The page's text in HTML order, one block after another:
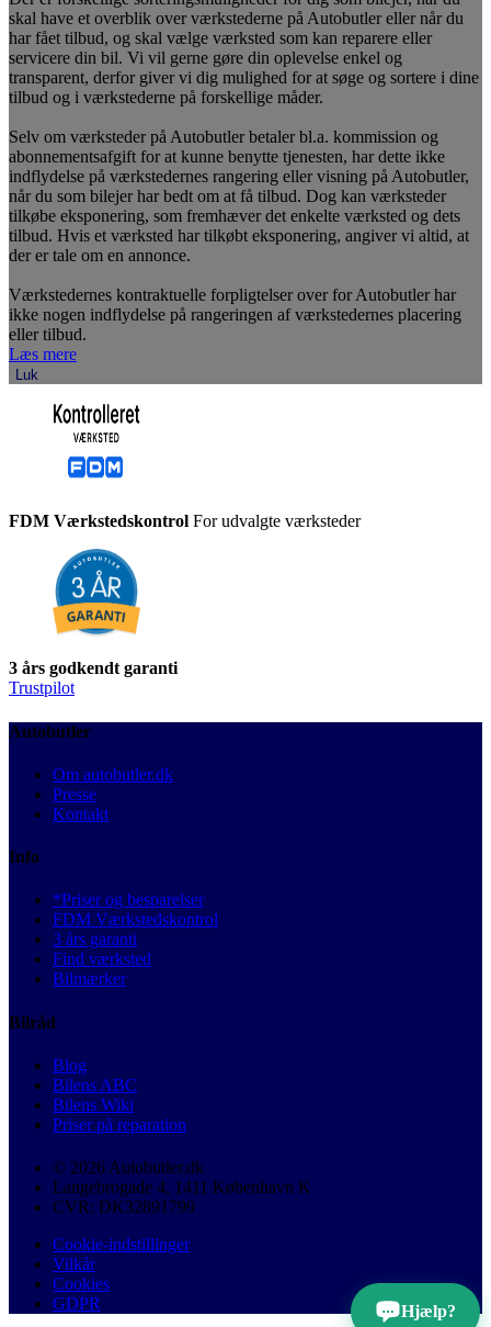
skal have et overblik over værkstederne på Autobutler eller når du
har fået tilbud, og skal vælge værksted som kan reparere eller
servicere din bil. Vi vil gerne gøre din oplevelse enkel og
transparent, derfor giver vi dig mulighed for at søge og sortere i dine
tilbud og i værkstederne på forskellige måder.
Selv om værksteder på Autobutler betaler bl.a. kommission og
abonnementsafgift for at kunne benytte tjenesten, har dette ikke
indflydelse på værkstedernes rangering eller visning på Autobutler,
når du som bilejer har bedt om at få tilbud. Dog kan værksteder
tilkøbe eksponering, som fremhæver det enkelte værksted og dets
tilbud. Hvis et værksted har tilkøbt eksponering, angiver vi altid, at
der er tale om en annonce.
Værkstedernes kontraktuelle forpligtelser over for Autobutler har
ikke nogen indflydelse på rangeringen af værkstedernes placering
eller tilbud.
Læs mere
Luk
FDM Værkstedskontrol For udvalgte værksteder
3 års godkendt garanti
Trustpilot
Autobutler
Om autobutler.dk
Presse
Kontakt
Info
*Priser og besparelser
FDM Værkstedskontrol
3 års garanti
Find værksted
Bilmærker
Bilråd
Blog
Bilens ABC
Bilens Wiki
Priser på reparation
© 2026 Autobutler.dk
Langebrogade 4, 1411 København K
CVR: DK32891799
Cookie-indstillinger
Vilkår
Cookies
GDPR
Hjælp?